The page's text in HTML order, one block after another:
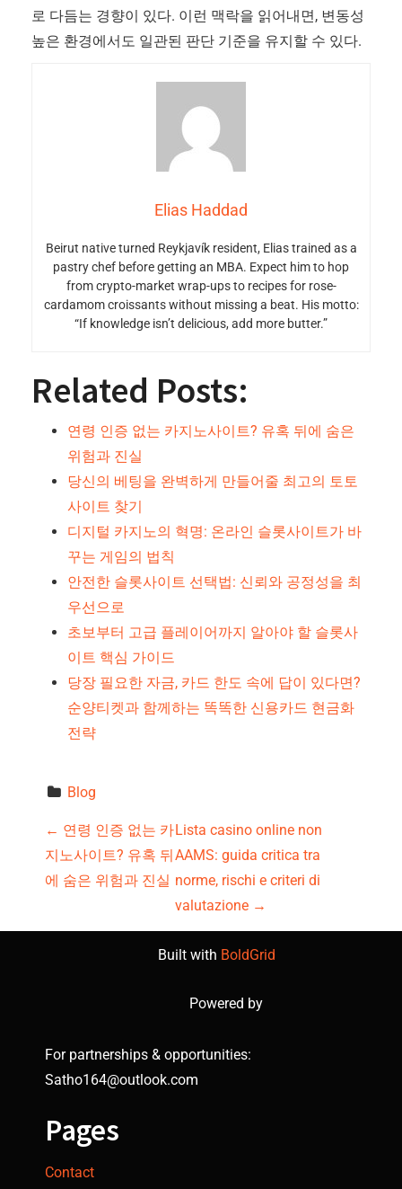
로 다듬는 경향이 있다. 이런 맥락을 읽어내면, 변동성
높은 환경에서도 일관된 판단 기준을 유지할 수 있다.
Elias Haddad
Beirut native turned Reykjavík resident, Elias trained as a
pastry chef before getting an MBA. Expect him to hop
from crypto-market wrap-ups to recipes for rose-
cardamom croissants without missing a beat. His motto:
“If knowledge isn’t delicious, add more butter.”
Related Posts:
연령 인증 없는 카지노사이트? 유혹 뒤에 숨은
위험과 진실
당신의 베팅을 완벽하게 만들어줄 최고의 토토
사이트 찾기
디지털 카지노의 혁명: 온라인 슬롯사이트가 바
꾸는 게임의 법칙
안전한 슬롯사이트 선택법: 신뢰와 공정성을 최
우선으로
초보부터 고급 플레이어까지 알아야 할 슬롯사
이트 핵심 가이드
당장 필요한 자금, 카드 한도 속에 답이 있다면?
순양티켓과 함께하는 똑똑한 신용카드 현금화
전략
Blog
P
o
v
i
g
← 연령 인증 없는 카
지노사이트? 유혹 뒤
에 숨은 위험과 진실
Lista casino online non
AAMS: guida critica tra
norme, rischi e criteri di
valutazione →
Built with BoldGrid
Powered by
For partnerships & opportunities:
Satho164@outlook.com
Pages
Contact